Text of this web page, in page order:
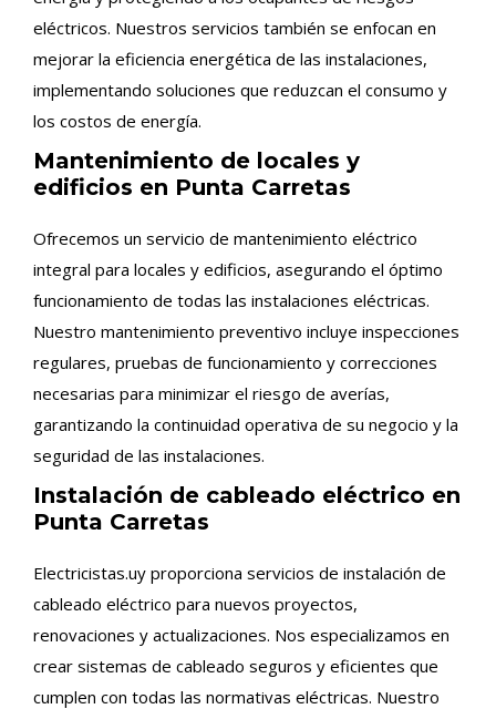
eléctricos. Nuestros servicios también se enfocan en
mejorar la eficiencia energética de las instalaciones,
implementando soluciones que reduzcan el consumo y
los costos de energía.
Mantenimiento de locales y
edificios en Punta Carretas
Ofrecemos un servicio de mantenimiento eléctrico
integral para locales y edificios, asegurando el óptimo
funcionamiento de todas las instalaciones eléctricas.
Nuestro mantenimiento preventivo incluye inspecciones
regulares, pruebas de funcionamiento y correcciones
necesarias para minimizar el riesgo de averías,
garantizando la continuidad operativa de su negocio y la
seguridad de las instalaciones.
Instalación de cableado eléctrico en
Punta Carretas
Electricistas.uy proporciona servicios de instalación de
cableado eléctrico para nuevos proyectos,
renovaciones y actualizaciones. Nos especializamos en
crear sistemas de cableado seguros y eficientes que
cumplen con todas las normativas eléctricas. Nuestro